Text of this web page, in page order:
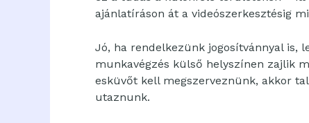
ajánlatíráson át a videószerkesztésig
Jó, ha rendelkezünk jogosítvánnyal is,
munkavégzés külső helyszínen zajlik
esküvőt kell megszerveznünk, akkor
utaznunk.